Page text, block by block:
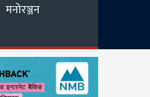
मनोरञ्जन